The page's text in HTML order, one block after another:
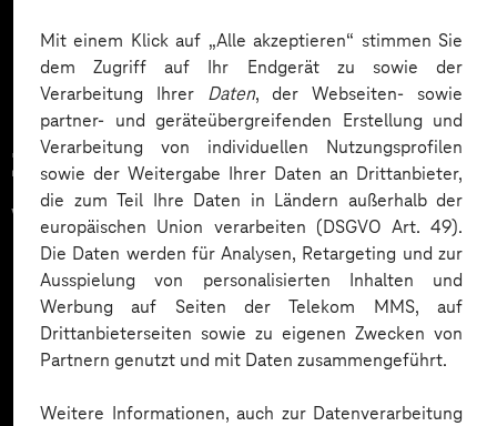
Mit einem Klick auf „Alle akzeptieren“ stimmen Sie
dem Zugriff auf Ihr Endgerät zu sowie der
Verarbeitung Ihrer Daten, der Webseiten- sowie
partner- und geräteübergreifenden Erstellung und
Verarbeitung von individuellen Nutzungsprofilen
sowie der Weitergabe Ihrer Daten an Drittanbieter,
die zum Teil Ihre Daten in Ländern außerhalb der
europäischen Union verarbeiten (DSGVO Art. 49).
Die Daten werden für Analysen, Retargeting und zur
Ausspielung von personalisierten Inhalten und
Werbung auf Seiten der Telekom MMS, auf
Drittanbieterseiten sowie zu eigenen Zwecken von
Partnern genutzt und mit Daten zusammengeführt.
Weitere Informationen, auch zur Datenverarbeitung
Zahlreiche Unternehmen
vertrauen auf unsere
Expertise. Hier eine Auswahl: